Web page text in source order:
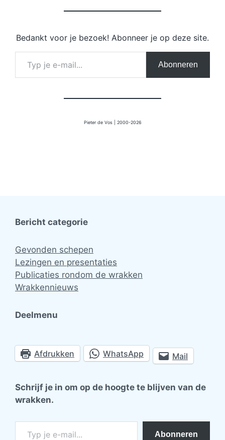
Bedankt voor je bezoek! Abonneer je op deze site.
Typ je e-mail…
Abonneren
Pieter de Vos | 2000-2026
Bericht categorie
Gevonden schepen
Lezingen en presentaties
Publicaties rondom de wrakken
Wrakkennieuws
Deelmenu
Afdrukken WhatsApp Mail
Schrijf je in om op de hoogte te blijven van de
wrakken.
Typ je e-mail...
Abonneren